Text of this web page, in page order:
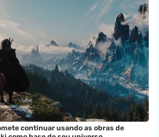
continuar usando as obras de